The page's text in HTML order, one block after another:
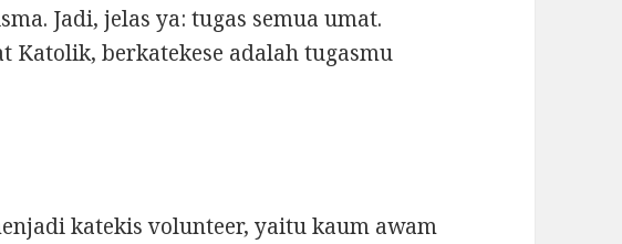
Jadi, jelas ya: tugas semua umat.
Katolik, berkatekese adalah tugasmu
katekis volunteer, yaitu kaum awam